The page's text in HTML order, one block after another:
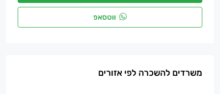
ווטסאפ
משרדים להשכרה לפי אזורים